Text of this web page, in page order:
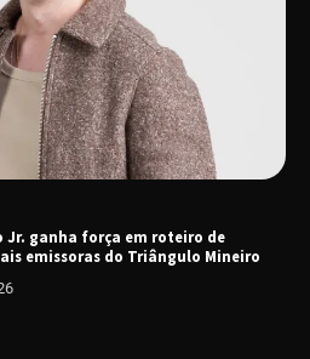
Jr. ganha força em roteiro de
emissoras do Triângulo Mineiro
recebe em agosto turnê de 30 anos
Soweto
estreia espetáculo de lançamento
Abraço no Planeta